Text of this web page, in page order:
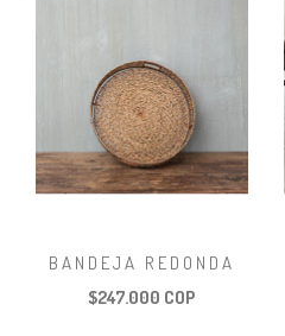
BANDEJA REDONDA
$247.000 COP